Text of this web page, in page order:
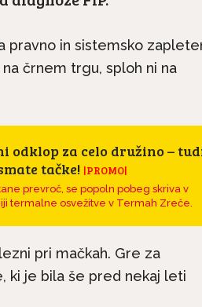
pravno in sistemsko
črnem trgu, sploh ni na
odklop za celo družino –
tačke! |PROMO|
prevroč, se popoln pobeg skriva v
termalne osvežitve v Termah Zreče.
pri mačkah. Gre za
ki je bila še pred nekaj leti